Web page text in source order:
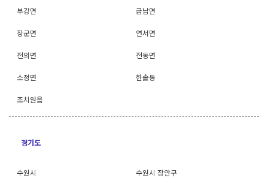
부강면 금남면
장군면 연서면
전의면 전동면
소정면 한솥동
조치원읍
경기도
수원시 수원시 장안구